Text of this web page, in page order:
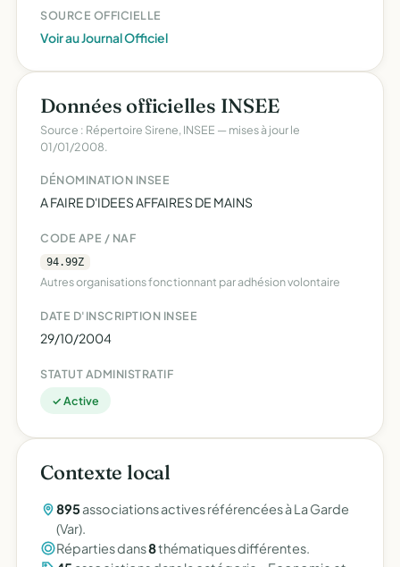
SOURCE OFFICIELLE
Voir au Journal Officiel
Données officielles INSEE
Source : Répertoire Sirene, INSEE — mises à jour le
01/01/2008.
DÉNOMINATION INSEE
A FAIRE D'IDEES AFFAIRES DE MAINS
CODE APE / NAF
94.99Z
Autres organisations fonctionnant par adhésion volontaire
DATE D'INSCRIPTION INSEE
29/10/2004
STATUT ADMINISTRATIF
✓ Active
Contexte local
895associations actives référencées à La Garde
(Var).
Réparties dans8thématiques différentes.